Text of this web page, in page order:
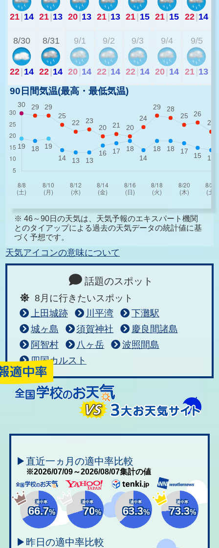
21 14 21 13 20 13 21 13 21 15 21 15 22 14
8/30
22 14
8/31
22 14
9/1
20 14
9/2
22 14
9/3
22 14
9/4
20 14
9/5
21 13
90日間気温(最高・最低気温)
※ 46～90日の天気は、天気予報のエキスパート機関
とのタイアップによる過去の天気データの統計値に基
づく予想です。
天気アイコンの意味について
話題のスポット
8月に行きたいスポット
上田城跡
川平湾
下灘駅
城ヶ島
須賀神社
慶良間諸島
阿智村
八ヶ岳
波照間島
四国カルスト
▶直近一ヵ月の適中率比較
※2026/07/09～2026/08/07集計の値
適中率
66.7%
適中率
70%
適中率
63.3%
適中率
73.3%
▶昨日の適中率比較